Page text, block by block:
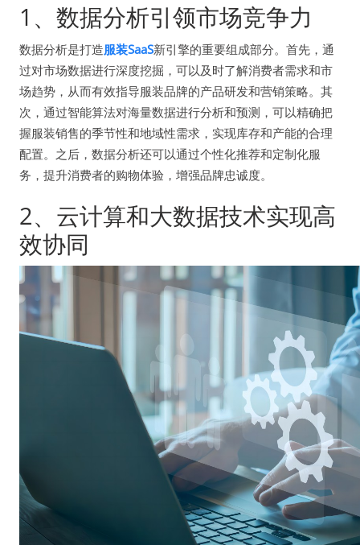
1、数据分析引领市场竞争力
数据分析是打造服装SaaS新引擎的重要组成部分。首先，通
过对市场数据进行深度挖掘，可以及时了解消费者需求和市
场趋势，从而有效指导服装品牌的产品研发和营销策略。其
次，通过智能算法对海量数据进行分析和预测，可以精确把
握服装销售的季节性和地域性需求，实现库存和产能的合理
配置。之后，数据分析还可以通过个性化推荐和定制化服
务，提升消费者的购物体验，增强品牌忠诚度。
2、云计算和大数据技术实现高
效协同